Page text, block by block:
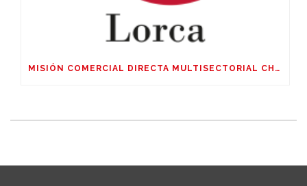
MISIÓN COMERCIAL DIRECTA MULTISECTORIAL CHILE, ARGENTINA Y URUGUAY DEL 04 AL 09 DE OCTUBRE DE 2026